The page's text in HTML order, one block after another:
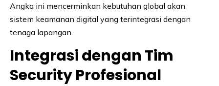
Angka ini mencerminkan kebutuhan global akan
sistem keamanan digital yang terintegrasi dengan
tenaga lapangan.
Integrasi dengan Tim
Security Profesional